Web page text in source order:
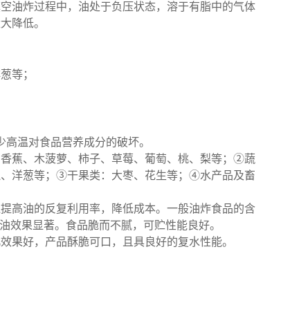
油炸过程中，油处于负压状态，溶于有脂中的气体
降低。
等；
温对食品营养成分的破坏。
蕉、木菠萝、柿子、草莓、葡萄、桃、梨等；②蔬
洋葱等；③干果类：大枣、花生等；④水产品及畜
高油的反复利用率，降低成本。一般油炸食品的含
效果显著。食品脆而不腻，可贮性能良好。
果好，产品酥脆可口，且具良好的复水性能。